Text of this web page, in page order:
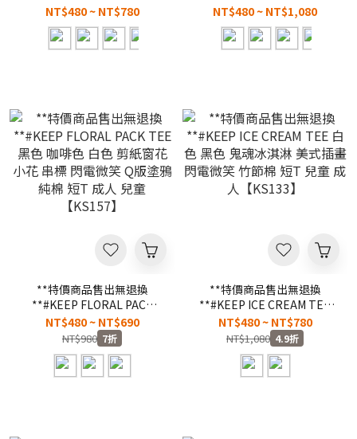
TEE 黑色 白色 顏文字 像素
8-bit 寬鬆 休閒 短袖 短T 男
女款 童裝【KS207】
NT$480 ~ NT$780
FLOWER TEE 黑色 白色 堅
持有錢花 像素 8-bit 寬鬆 休
閒 短袖 短T 男女款 童裝
【KS203】
NT$480 ~ NT$1,080
**特價商品售出無退換
**#KEEP FLORAL PACK
TEE 黑色 咖啡色 白色 剪紙
窗花 小花 串標 閃電微笑 Q版
塗鴉 純棉 短T 成人 兒童
【KS157】
NT$480 ~ NT$690
NT$980 7折
**特價商品售出無退換
**#KEEP ICE CREAM TEE
白色 黑色 鬼魂冰淇淋 美式插
畫 閃電微笑 竹節棉 短T 兒童
成人【KS133】
NT$480 ~ NT$780
NT$1,080 4.9折